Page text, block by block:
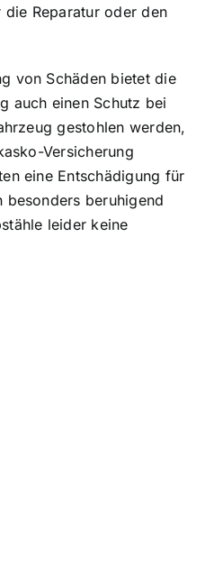
die Reparatur oder den
von Schäden bietet die
auch einen Schutz bei
gestohlen werden,
Versicherung
eine Entschädigung für
besonders beruhigend
leider keine